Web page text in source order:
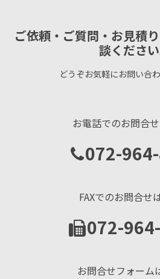
ご依頼・ご質問・お見積
談ください
どうぞお気軽にお問い合
お電話でのお問合
072-
FAXでのお問合せ
072-
お問合せフォーム